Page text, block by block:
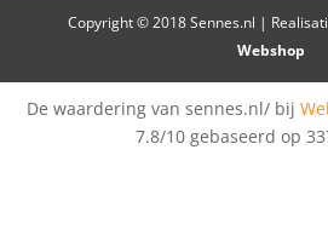
Copyright © 2018 Sennes.nl |
Webshop
De waardering van sennes.nl/ bij
7.8/10 gebaseerd op